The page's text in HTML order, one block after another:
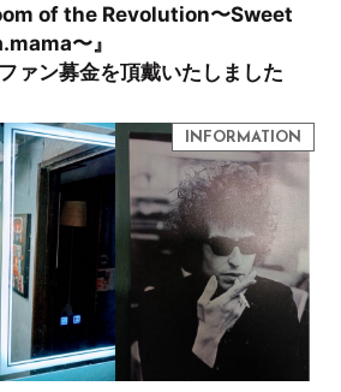
of the Revolution〜Sweet
〜』
ァン募金を頂戴いたしました